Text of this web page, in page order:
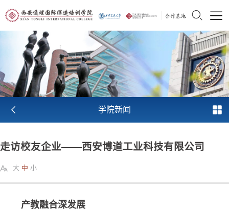
学院新闻
走访校友企业——西安博道工业科技有限公司
大 中 小
产教融合深发展